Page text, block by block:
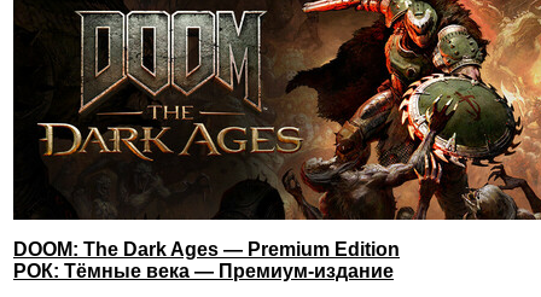
DOOM: The Dark Ages — Premium Edition
РОК: Тёмные века — Премиум-издание